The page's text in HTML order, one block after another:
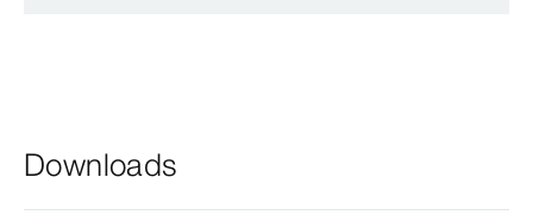
Downloads